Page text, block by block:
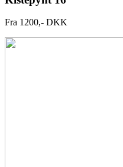
Fra 1200,- DKK